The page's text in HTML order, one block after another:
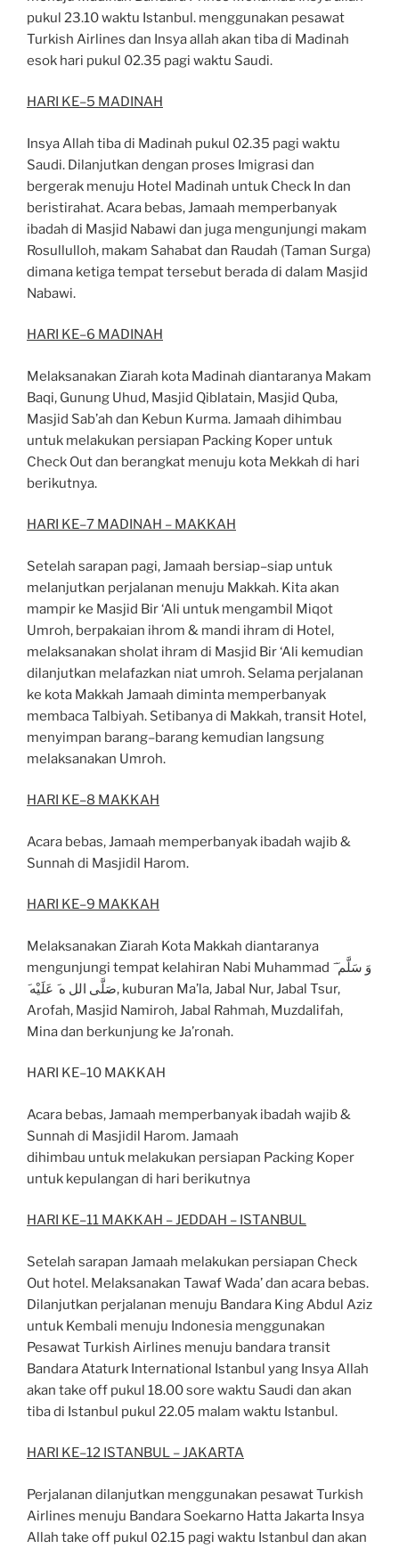
pukul 23.10 waktu Istanbul. menggunakan pesawat
Turkish Airlines dan Insya allah akan tibadi Madinah
esok hari pukul 02.35 pagi waktu Saudi.
HARI KE–5 MADINAH
Insya Allah tiba di Madinah pukul 02.35 pagi waktu
Saudi. Dilanjutkan dengan proses Imigrasi dan
bergerak menuju Hotel Madinah untuk Check In dan
beristirahat. Acara bebas, Jamaah memperbanyak
ibadah di Masjid Nabawi dan juga mengunjungi makam
Rosullulloh, makam Sahabat dan Raudah (Taman Surga)
dimana ketiga tempat tersebut berada di dalam Masjid
Nabawi.
HARI KE–6 MADINAH
Melaksanakan Ziarah kota Madinah diantaranya Makam
Baqi, Gunung Uhud, Masjid Qiblatain, Masjid Quba,
Masjid Sab’ah dan Kebun Kurma. Jamaah dihimbau
untuk melakukan persiapan Packing Koper untuk
Check Out dan berangkat menuju kota Mekkah di hari
berikutnya.
HARI KE–7 MADINAH – MAKKAH
Setelah sarapan pagi, Jamaah bersiap–siap untuk
melanjutkan perjalanan menuju Makkah. Kitaakan
mampir ke Masjid Bir ‘Ali untuk mengambil Miqot
Umroh, berpakaian ihrom & mandi ihram di Hotel,
melaksanakan sholat ihram di Masjid Bir ‘Ali kemudian
dilanjutkan melafazkan niat umroh. Selama perjalanan
ke kota Makkah Jamaah diminta memperbanyak
membacaTalbiyah. Setibanya di Makkah, transit Hotel,
menyimpan barang–barang kemudian langsung
melaksanakan Umroh.
HARI KE–8 MAKKAH
Acara bebas, Jamaah memperbanyak ibadah wajib&
Sunnah di Masjidil Harom.
HARI KE–9 MAKKAH
Melaksanakan Ziarah Kota Makkah diantaranya
mengunjungi tempat kelahiran Nabi Muhammad وَ سَلَّم
عَلَيْه ه الل صَلَّى, kuburan Ma’la, Jabal Nur, Jabal Tsur,
Arofah, Masjid Namiroh,Jabal Rahmah, Muzdalifah,
Mina dan berkunjung ke Ja’ronah.
HARI KE–10 MAKKAH
Acara bebas, Jamaah memperbanyak ibadah wajib &
Sunnah di Masjidil Harom. Jamaah
dihimbau untuk melakukan persiapan Packing Koper
untuk kepulangan di hari berikutnya
HARI KE–11 MAKKAH –JEDDAH – ISTANBUL
Setelah sarapan Jamaah melakukan persiapan Check
Out hotel. Melaksanakan Tawaf Wada’ dan acara bebas.
Dilanjutkan perjalanan menuju Bandara King Abdul Aziz
untuk Kembali menuju Indonesia menggunakan
PesawatTurkish Airlines menuju bandara transit
Bandara Ataturk International Istanbul yang Insya Allah
akan take off pukul 18.00 sore waktu Saudi dan akan
tibadi Istanbul pukul 22.05 malam waktu Istanbul.
HARI KE–12 ISTANBUL –JAKARTA
Perjalanan dilanjutkan menggunakan pesawat Turkish
Airlines menuju Bandara Soekarno HattaJakarta Insya
Allah take off pukul 02.15 pagi waktu Istanbul dan akan